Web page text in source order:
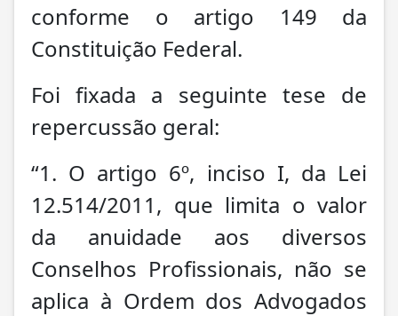
conforme o artigo 149 da
Constituição Federal.
Foi fixada a seguinte tese de
repercussão geral:
“1. O artigo 6º, inciso I, da Lei
12.514/2011, que limita o valor
da anuidade aos diversos
Conselhos Profissionais, não se
aplica à Ordem dos Advogados